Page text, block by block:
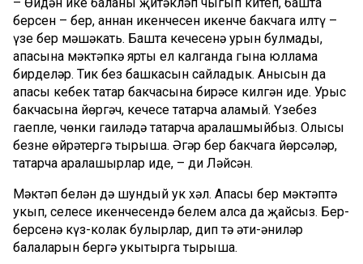
берсен – бер, аннан икенчесен икенче бакчага илтү –
үзе бер мәшәкать. Башта кечесенә урын булмады,
апасына мәктәпкә ярты ел калганда гына юллама
бирделәр. Тик без башкасын сайладык. Анысын да
апасы кебек татар бакчасына бирәсе килгән иде. Урыс
бакчасына йөргәч, кечесе татарча аңламый. Үзебез
гаепле, чөнки гаиләдә татарча аралашмыйбыз. Олысы
безне өйрәтергә тырыша. Әгәр бер бакчага йөрсәләр,
татарча аралашырлар иде, – ди Ләйсән.
Мәктәп белән дә шундый ук хәл. Апасы бер мәктәптә
укып, сеңлесе икенчесендә белем алса да җайсыз. Бер-
берсенә күз-колак булырлар, дип тә әти-әниләр
балаларын бергә укытырга тырыша.